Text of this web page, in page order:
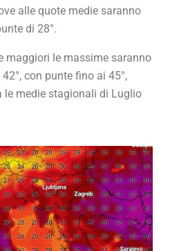
alle quote medie saranno
di 28°.
maggiori le massime saranno
con punte fino ai 45°,
medie stagionali di Luglio